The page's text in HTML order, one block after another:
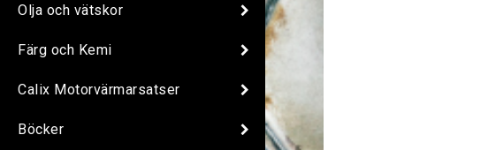
Olja och vätskor
Färg och Kemi
Calix Motorvärmarsatser
Böcker